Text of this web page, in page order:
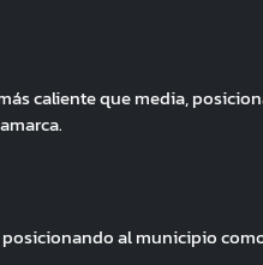
caliente que media,
posicionando al municipio